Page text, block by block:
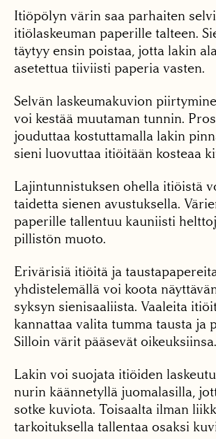
Itiöpölyn värin saa parhaiten
itiö­laskeuman paperille talteen.
täytyy ensin poistaa, jotta lakin
asetettua tiiviisti paperia vasten.
Selvän laskeumakuvion
voi kestää muutaman tunnin.
jouduttaa kostuttamalla lakin
sieni luovuttaa itiöitään kosteaa
Lajintunnistuksen ohella itiöistä
taidetta sienen avustuksella.
paperille tallentuu kauniisti
pillistön muoto.
Erivärisiä itiöitä ja
yhdistelemällä voi koota
syksyn sienisaaliista. Vaaleita
kannattaa valita tumma tausta ja
Silloin värit pääsevät oikeuksiinsa.
Lakin voi suojata itiöiden
nurin käännetyllä juomalasilla,
sotke kuviota. Toisaalta ilman
tarkoituksella tallentaa osaksi